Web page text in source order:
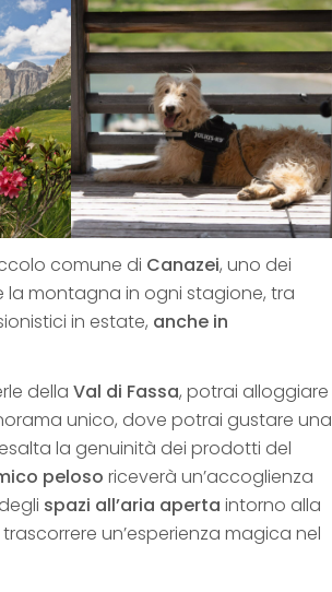
comune di Canazei, uno dei
la montagna in ogni stagione, tra
in estate, anche in
della Val di Fassa, potrai alloggiare
unico, dove potrai gustare una
la genuinità dei prodotti del
peloso riceverà un’accoglienza
spazi all’aria aperta intorno alla
trascorrere un’esperienza magica nel